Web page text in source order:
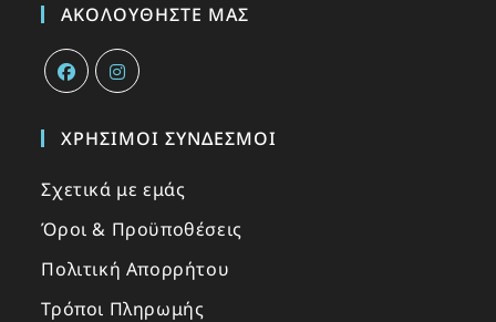
ΑΚΟΛΟΥΘΉΣΤΕ ΜΑΣ
ΧΡΉΣΙΜΟΙ ΣΎΝΔΕΣΜΟΙ
Σχετικά με εμάς
Όροι & Προϋποθέσεις
Πολιτική Απορρήτου
Τρόποι Πληρωμής